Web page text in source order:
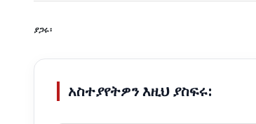
ያጋሩ፡
አስተያየትዎን እዚህ ያስፍሩ: